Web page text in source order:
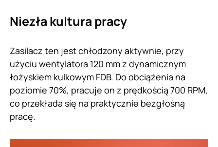
Niezła kultura pracy
Zasilacz ten jest chłodzony aktywnie, przy
użyciu wentylatora 120 mm z dynamicznym
łożyskiem kulkowym FDB. Do obciążenia na
poziomie 70%, pracuje on z prędkością 700 RPM,
co przekłada się na praktycznie bezgłośną
pracę.